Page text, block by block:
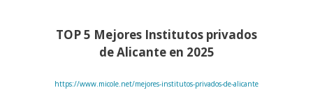
TOP 5 Mejores Institutos privados
de Alicante en 2025
https://www.micole.net/mejores-institutos-privados-de-alicante